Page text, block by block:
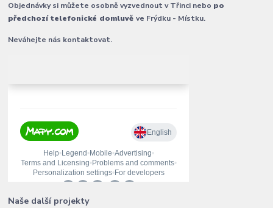
Objednávky si můžete osobně vyzvednout v Třinci nebo po
předchozí telefonické domluvěve Frýdku - Místku.
Neváhejte nás kontaktovat.
Naše další projekty